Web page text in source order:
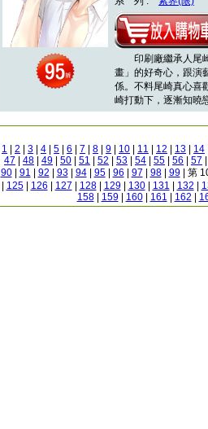
印刷廠繼承人尾崎
畫」的好奇心，跟演
係。不料尾崎真心喜
崎打動下，逐漸知
1 2 3 4 5 6 7 8 9 10 11 12 13 14
47
48 49 50 51 52 53 54 55 56 57
90| 91 92 93| 94| 95| 96 97 98| 99| 第
125| 126 127 128| 129| 130| 131 132
158| 159| 160| 161 162